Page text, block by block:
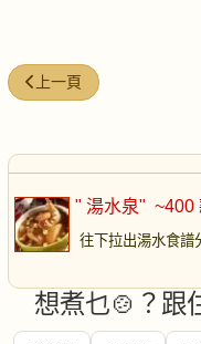
上一篇文章: 冬瓜粉絲墨魚
上一頁
" 湯水泉" ~400
往下拉出湯水食譜
想煮乜🍲？跟